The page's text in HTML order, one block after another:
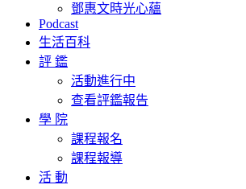
鄧惠文時光心蘊
Podcast
生活百科
評 鑑
活動進行中
查看評鑑報告
學 院
課程報名
課程報導
活 動